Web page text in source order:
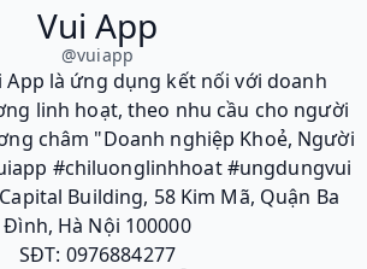
Vui App
@vuiapp
App là ứng dụng kết nối với doanh
linh hoạt, theo nhu cầu cho người
châm "Doanh nghiệp Khoẻ, Người
#chiluonglinhhoat #ungdungvui
Building, 58 Kim Mã, Quận Ba
Đình, Hà Nội 100000
SĐT: 0976884277